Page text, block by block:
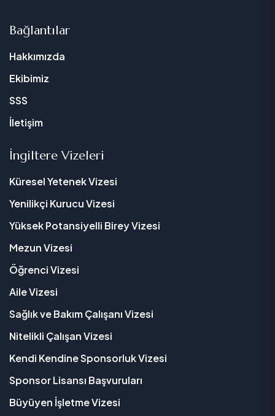
Bağlantılar
Hakkımızda
Ekibimiz
SSS
İletişim
İngiltere Vizeleri
Küresel Yetenek Vizesi
Yenilikçi Kurucu Vizesi
Yüksek Potansiyelli Birey Vizesi
Mezun Vizesi
Öğrenci Vizesi
Aile Vizesi
Sağlık ve Bakım Çalışanı Vizesi
Nitelikli Çalışan Vizesi
Kendi Kendine Sponsorluk Vizesi
Sponsor Lisansı Başvuruları
Büyüyen İşletme Vizesi